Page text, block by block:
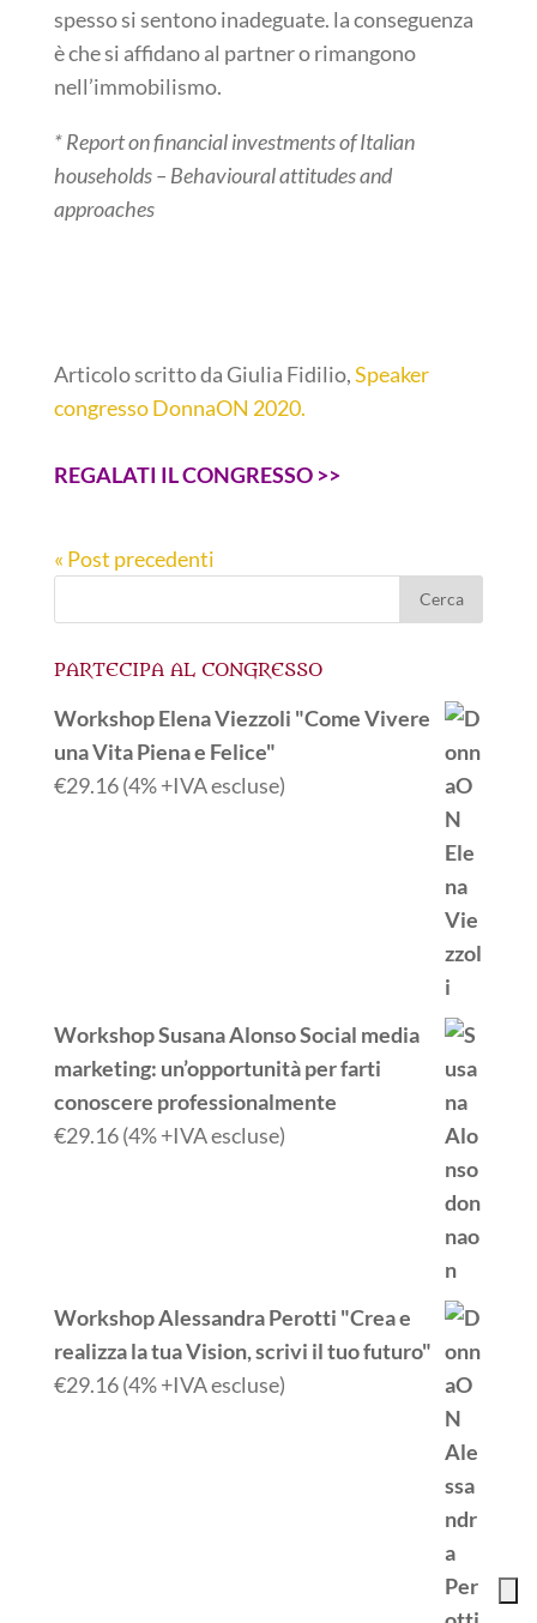
spesso si sentono inadeguate. la conseguenza
è che si affidano al partner o rimangono
nell’immobilismo.
* Report on financial investments of Italian
households – Behavioural attitudes and
approaches
Articolo scritto da Giulia Fidilio,Speaker
congresso DonnaON 2020.
REGALATI IL CONGRESSO >>
« Post precedenti
PARTECIPA AL CONGRESSO
Workshop Elena Viezzoli "Come Vivere
una Vita Piena e Felice"
€29.16(4% +IVA escluse)
Workshop Susana Alonso Social media
marketing: un’opportunità per farti
conoscere professionalmente
€29.16(4% +IVA escluse)
Workshop Alessandra Perotti "Crea e
realizza la tua Vision, scrivi il tuo futuro"
€29.16(4% +IVA escluse)